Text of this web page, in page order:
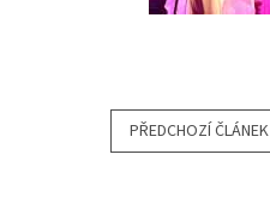
PŘEDCHOZÍ ČLÁNEK